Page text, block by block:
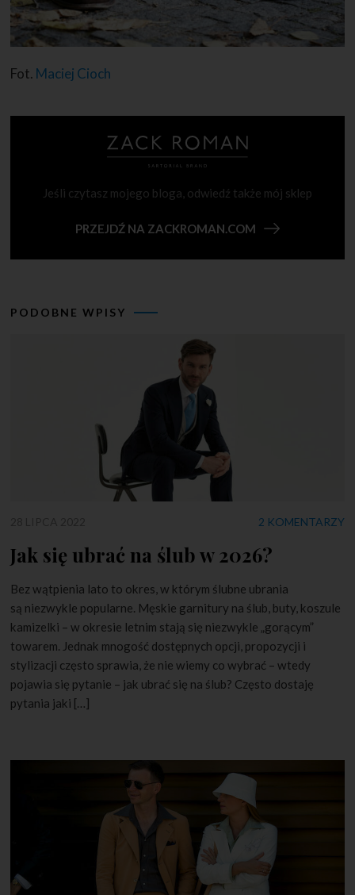
Fot. Maciej Cioch
Jeśli czytasz mojego bloga, odwiedź także mój sklep
PRZEJDŹ NA ZACKROMAN.COM
PODOBNE WPISY
2 KOMENTARZY
Jak się ubrać na ślub w 2026?
Bez wątpienia lato to okres, w którym ślubne ubrania
są niezwykle popularne. Męskie garnitury na ślub, buty, koszule
kamizelki – w okresie letnim stają się niezwykle „gorącym”
towarem. Jednak mnogość dostępnych opcji, propozycji i
stylizacji często sprawia, że nie wiemy co wybrać – wtedy
pojawia się pytanie – jak ubrać się na ślub? Często dostaję
pytania jaki […]